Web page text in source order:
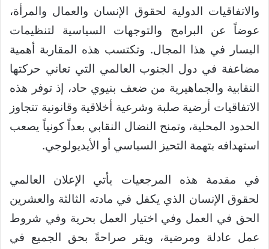
والاتفاقيات الدولية لحقوق الإنسان والعمال والمرأة،
عوضاً عن البرامج والتوجهات السياسية لتنظيمات
اليسار في هذا المجال. وتكتسب هذه المقاربة أهمية
مضاعفة في دول الجنوب العالمي التي تعاني حركتها
النقابية والجماهيرية من ضعف بنيوي حاد، إذ توفر هذه
الاتفاقيات أرضية صلبة وشرعية أخلاقية وقانونية تتجاوز
الحدود المحلية، وتمنح النضال النقابي بعداً كونياً يصعب
استهدافه بتهمة التحيز السياسي أو الأيديولوجي.
في مقدمة هذه المرجعيات يأتي الإعلان العالمي
لحقوق الإنسان الذي يكفل في مادته الثالثة والعشرين
الحق في العمل وفي اختيار العمل بحرية وفي شروط
عمل عادلة ومرضية، ويقر صراحةً بحق الجميع في